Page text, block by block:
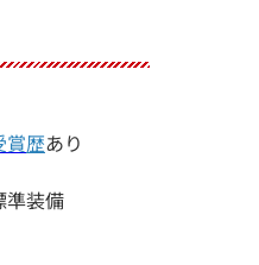
賞歴あり
準装備